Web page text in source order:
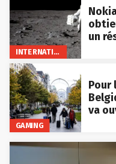
INTERNATIONAL
un
GAMING
Pour
va